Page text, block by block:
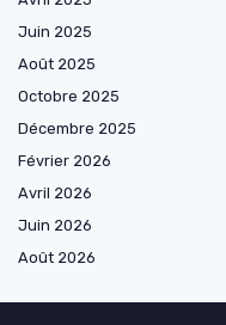
Juin 2025
Août 2025
Octobre 2025
Décembre 2025
Février 2026
Avril 2026
Juin 2026
Août 2026